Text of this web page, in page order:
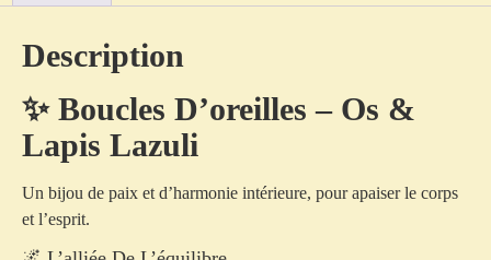
Description
✨ Boucles D’oreilles – Os &
Lapis Lazuli
Un bijou de paix et d’harmonie intérieure, pour apaiser le corps
et l’esprit.